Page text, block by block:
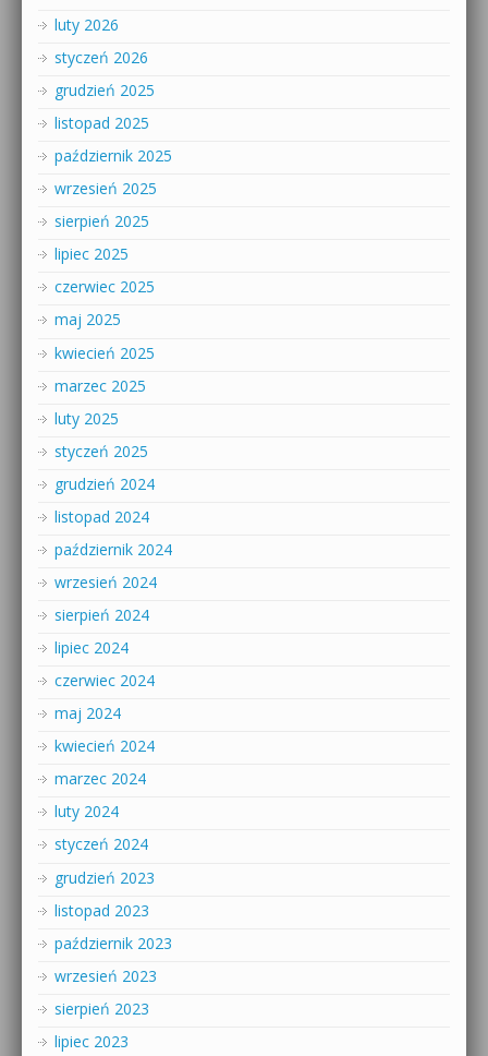
luty 2026
styczeń 2026
grudzień 2025
listopad 2025
październik 2025
wrzesień 2025
sierpień 2025
lipiec 2025
czerwiec 2025
maj 2025
kwiecień 2025
marzec 2025
luty 2025
styczeń 2025
grudzień 2024
listopad 2024
październik 2024
wrzesień 2024
sierpień 2024
lipiec 2024
czerwiec 2024
maj 2024
kwiecień 2024
marzec 2024
luty 2024
styczeń 2024
grudzień 2023
listopad 2023
październik 2023
wrzesień 2023
sierpień 2023
lipiec 2023